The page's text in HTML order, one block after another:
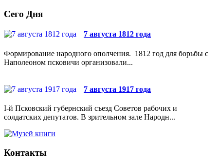
Сего Дня
7 августа 1812 года
Формирование народного ополчения. 1812 год для борьбы с
Наполеоном псковичи организовали...
7 августа 1917 года
I-й Псковский губернский съезд Советов рабочих и
солдатских депутатов. В зрительном зале Народн...
Контакты